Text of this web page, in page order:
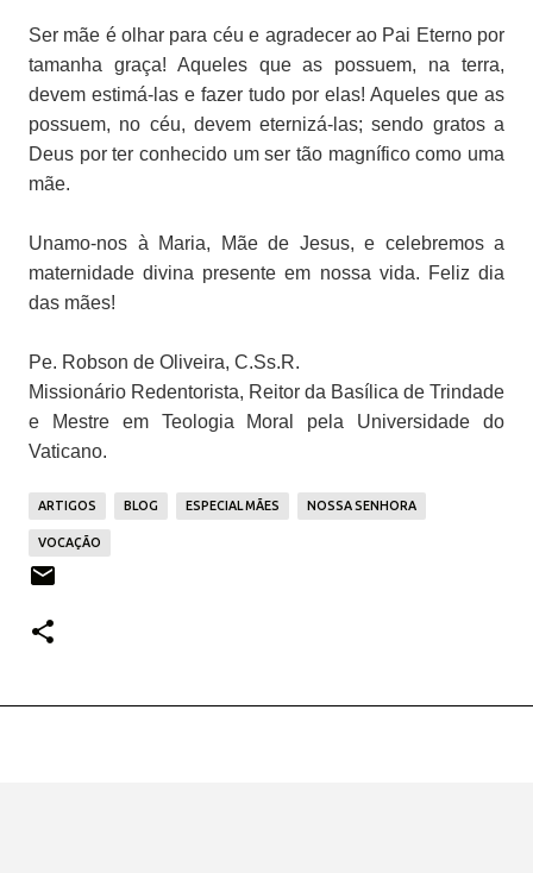
Ser mãe é olhar para céu e agradecer ao Pai Eterno por
tamanha graça! Aqueles que as possuem, na terra,
devem estimá-las e fazer tudo por elas! Aqueles que as
possuem, no céu, devem eternizá-las; sendo gratos a
Deus por ter conhecido um ser tão magnífico como uma
mãe.
Unamo-nos à Maria, Mãe de Jesus, e celebremos a
maternidade divina presente em nossa vida. Feliz dia
das mães!
Pe. Robson de Oliveira, C.Ss.R.
Missionário Redentorista, Reitor da Basílica de Trindade
e Mestre em Teologia Moral pela Universidade do
Vaticano.
ARTIGOS BLOG ESPECIAL MÃES NOSSA SENHORA
VOCAÇÃO